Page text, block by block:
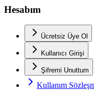
Hesabım
Ücretsiz Üye Ol
Kullanıcı Girişi
Şifremi Unuttum
Kullanım